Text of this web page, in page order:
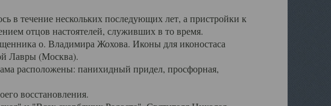
в течение нескольких последующих лет, а пристройки к
отцов настоятелей, служивших в то время.
о. Владимира Жохова. Иконы для иконостаса
Лавры (Москва).
расположены: панихидный придел, просфорная,
восстановления.